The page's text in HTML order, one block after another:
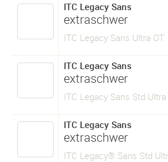
ITC Legacy Sans
extraschwer
ITC Legacy Sans Ultra OT
ITC Legacy Sans
extraschwer
ITC Legacy Sans Std Ultra
ITC Legacy Sans
extraschwer
ITC Legacy® Sans Std